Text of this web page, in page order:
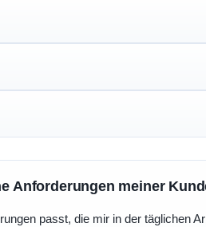
Anforderungen meiner
passt, die mir in der täglichen